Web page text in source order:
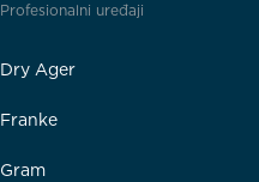
Profesionalni uređaji
Dry Ager
Franke
Gram